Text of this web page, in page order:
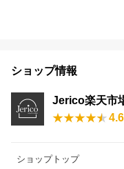
ショップ情報
Jerico楽天市
ショップトップ